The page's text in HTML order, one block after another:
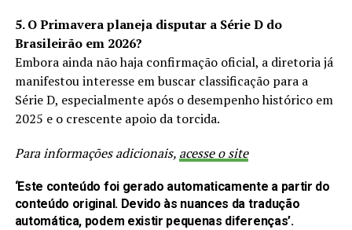
5. O Primavera planeja disputar a Série D do
Brasileirão em 2026?
Embora ainda não haja confirmação oficial, a diretoria já
manifestou interesse em buscar classificação para a
Série D, especialmente após o desempenho histórico em
2025 e o crescente apoio da torcida.
Para informações adicionais, acesse o site
‘Este conteúdo foi gerado automaticamente a partir do
conteúdo original. Devido às nuances da tradução
automática, podem existir pequenas diferenças’.